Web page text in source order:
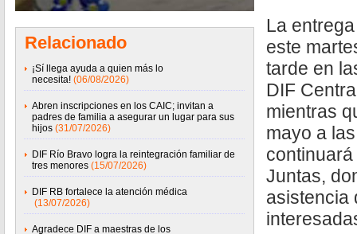
Relacionado
¡Sí llega ayuda a quien más lo
necesita! (06/08/2026)
Abren inscripciones en los CAIC; invitan a
padres de familia a asegurar un lugar para sus
hijos (31/07/2026)
DIF Río Bravo logra la reintegración familiar de
tres menores (15/07/2026)
DIF RB fortalece la atención médica
(13/07/2026)
Agradece DIF a maestras de los
La
este
tarde en
DIF
mientras
mayo a
Juntas,
asistencia